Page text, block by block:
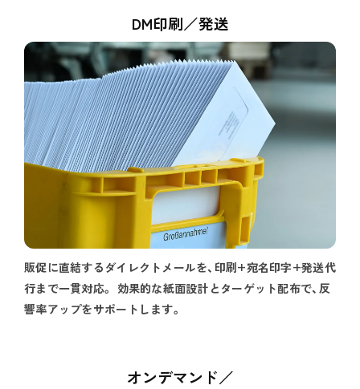
DM印刷／発送
販促に直結するダイレクトメールを、印刷+宛名印字+発送代
行まで一貫対応。 効果的な紙面設計とターゲット配布で、反
響率アップをサポートします。
オンデマンド／